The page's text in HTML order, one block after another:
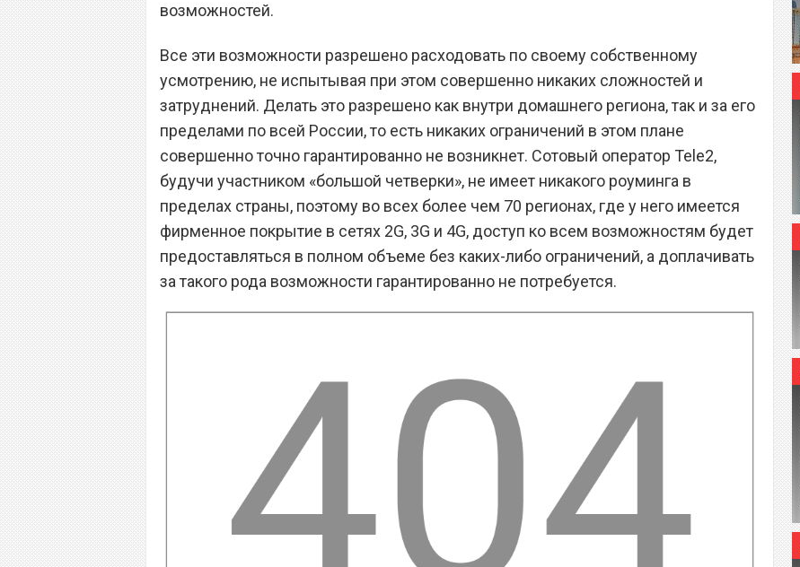
возможностей.
Все эти возможности разрешено расходовать по своему собственному
усмотрению, не испытывая при этом совершенно никаких сложностей и
затруднений. Делать это разрешено как внутри домашнего региона, так и за его
пределами по всей России, то есть никаких ограничений в этом плане
совершенно точно гарантированно не возникнет. Сотовый оператор Tele2,
будучи участником «большой четверки», не имеет никакого роуминга в
пределах страны, поэтому во всех более чем 70 регионах, где у него имеется
фирменное покрытие в сетях 2G, 3G и 4G, доступ ко всем возможностям будет
предоставляться в полном объеме без каких-либо ограничений, а доплачивать
за такого рода возможности гарантированно не потребуется.